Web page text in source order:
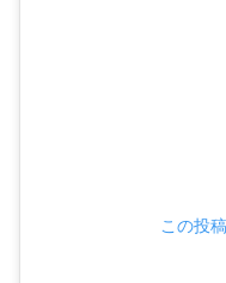
この投